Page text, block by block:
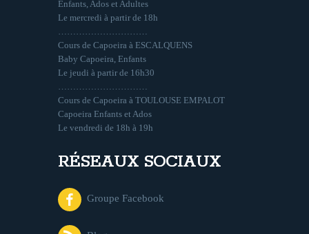
Enfants, Ados et Adultes
Le mercredi à partir de 18h
Cours de Capoeira à ESCALQUENS
Baby Capoeira, Enfants
Le jeudi à partir de 16h30
Cours de Capoeira à TOULOUSE EMPALOT
Capoeira Enfants et Ados
Le vendredi de 18h à 19h
RÉSEAUX SOCIAUX
Groupe Facebook